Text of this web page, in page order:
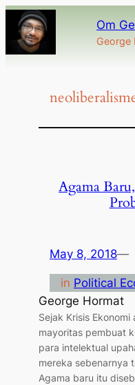
Om
George
Agama
May 8, 2018—
in Political
George Hormat
Sejak Krisis
mayoritas pembuat
para intelektual
mereka sebenarnya
Agama baru itu